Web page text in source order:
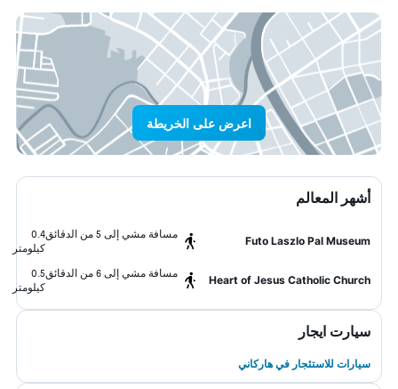
اعرض على الخريطة
أشهر المعالم
Futo Laszlo Pal Museum
مسافة مشي إلى 5 من الدقائق
0.4
كيلومتر
Heart of Jesus Catholic Church
مسافة مشي إلى 6 من الدقائق
0.5
كيلومتر
سيارت ايجار
سيارات للاستئجار في هاركاني